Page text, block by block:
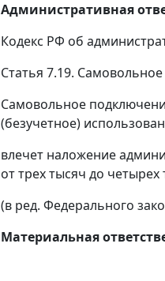
Административная
Кодекс РФ об
Статья 7.19.
Самовольное
(безучетное)
влечет наложение
от трех тысяч до
(в ред. Федерального
Материальная